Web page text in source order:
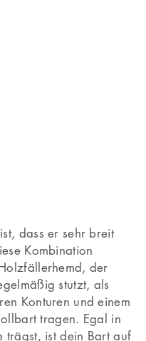
dass er sehr breit
Kombination
der
stutzt, als
Konturen und einem
tragen. Egal in
trägst, ist dein Bart auf